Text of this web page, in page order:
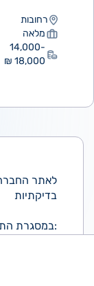
רחובות
מלאה
14,000-
18,000 ₪
לאתר
בדיקתיות
במסגרת התפקיד:
תיקון